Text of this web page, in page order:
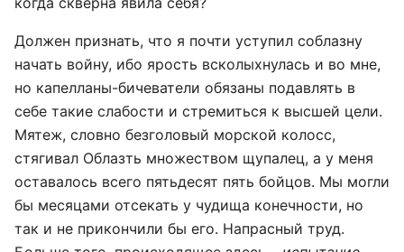
Должен признать, что я почти уступил соблазну
начать войну, ибо ярость всколыхнулась и во мне,
но капелланы-бичеватели обязаны подавлять в
себе такие слабости и стремиться к высшей цели.
Мятеж, словно безголовый морской колосс,
стягивал Облазть множеством щупалец, а у меня
оставалось всего пятьдесят пять бойцов. Мы могли
бы месяцами отсекать у чудища конечности, но
так и не прикончили бы его. Напрасный труд.